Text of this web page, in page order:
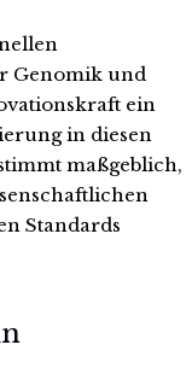
Genomik und
ein
in diesen
maßgeblich,
Standards